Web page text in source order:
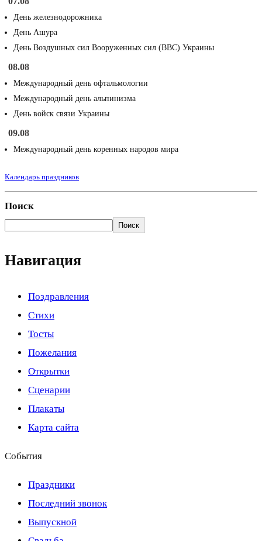
День железнодорожника
День Ашура
День Воздушных сил Вооруженных сил (ВВС) Украины
08.08
Международный день офтальмологии
Международный день альпинизма
День войск связи Украины
09.08
Международный день коренных народов мира
Календарь праздников
Поиск
Поиск
Навигация
Поздравления
Стихи
Тосты
Пожелания
Открытки
Сценарии
Плакаты
Карта сайта
События
Праздники
Последний звонок
Выпускной